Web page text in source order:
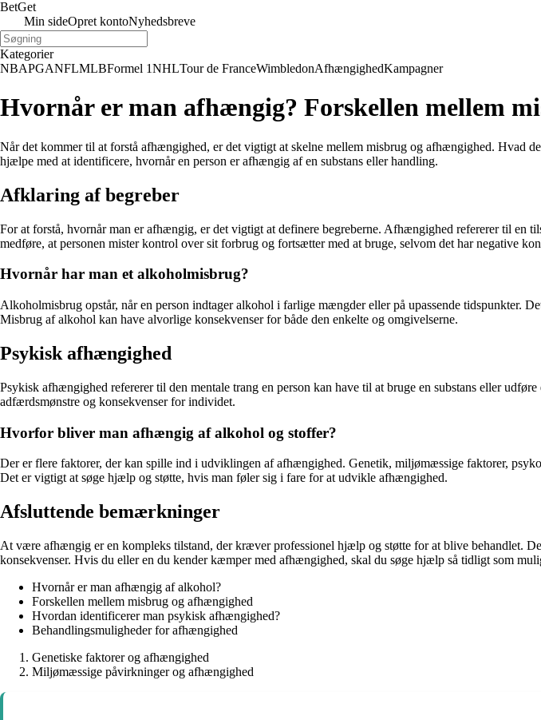
BetGet
Min sideOpret kontoNyhedsbreve
Kategorier
NBAPGANFLMLBFormel 1NHLTour de FranceWimbledonAfhængighedKampagner
Hvornår er man afhængig? Forskellen mellem
Når det kommer til at forstå afhængighed, er det vigtigt at skelne mellem misbrug og afhængighed. Hvad
hjælpe med at identificere, hvornår en person er afhængig af en substans eller handling.
Afklaring af begreber
For at forstå, hvornår man er afhængig, er det vigtigt at definere begreberne. Afhængighed refererer til en
medføre, at personen mister kontrol over sit forbrug og fortsætter med at bruge, selvom det har negative
Hvornår har man et alkoholmisbrug?
Alkoholmisbrug opstår, når en person indtager alkohol i farlige mængder eller på upassende
Misbrug af alkohol kan have alvorlige konsekvenser for både den enkelte og omgivelserne.
Psykisk afhængighed
Psykisk afhængighed refererer til den mentale trang en person kan have til at bruge en substans eller
adfærdsmønstre og konsekvenser for individet.
Hvorfor bliver man afhængig af alkohol og stoffer?
Der er flere faktorer, der kan spille ind i udviklingen af afhængighed. Genetik, miljømæssige faktorer,
Det er vigtigt at søge hjælp og støtte, hvis man føler sig i fare for at udvikle afhængighed.
Afsluttende bemærkninger
At være afhængig er en kompleks tilstand, der kræver professionel hjælp og støtte for at blive behandlet.
konsekvenser. Hvis du eller en du kender kæmper med afhængighed, skal du søge hjælp så tidligt som
Hvornår er man afhængig af alkohol?
Forskellen mellem misbrug og afhængighed
Hvordan identificerer man psykisk afhængighed?
Behandlingsmuligheder for afhængighed
Genetiske faktorer og afhængighed
Miljømæssige påvirkninger og afhængighed